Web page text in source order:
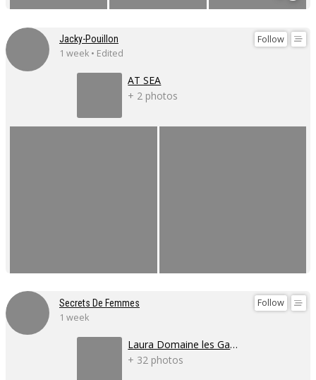
Follow
Jacky-Pouillon
1 week • Edited
AT SEA
+ 2 photos
Follow
Secrets De Femmes
1 week
Laura Domaine les Gaillardoux
+ 32 photos